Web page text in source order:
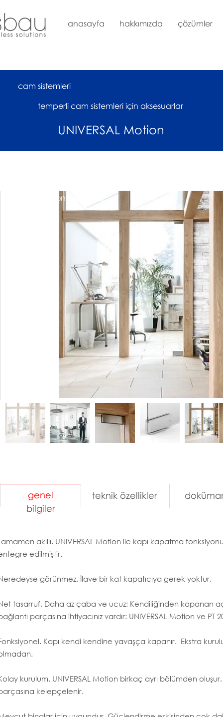
anasayfa hakkımızda çözümler
cam sistemleri
temperli cam sistemleri için aksesuarlar
UNIVERSAL Motion
çok yakında online satışta!
genel
bilgiler
teknik özellikler
akıllı. UNIVERSAL Motion ile kapı kapatma
edilmiştir.
görünmez. İlave bir kat kapatıcıya gerek yoktur.
tasarruf. Daha az çaba ve ucuz: Kendiliğinden kapanan
parçasına ihtiyacınız vardır: UNIVERSAL Motion ve PT
Kapı kendi kendine yavaşça kapanır. Ekstra
kurulum. UNIVERSAL Motion birkaç ayrı bölümden
kelepçelenir.